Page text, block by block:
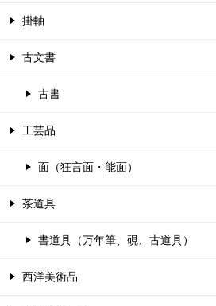
掛軸
古文書
古書
工芸品
面（狂言面・能面）
茶道具
書道具（万年筆、硯、古道具）
西洋美術品